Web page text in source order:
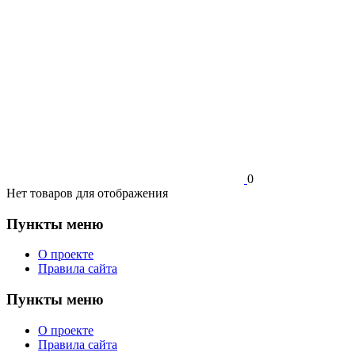
0
Нет товаров для отображения
Пункты меню
О проекте
Правила сайта
Пункты меню
О проекте
Правила сайта